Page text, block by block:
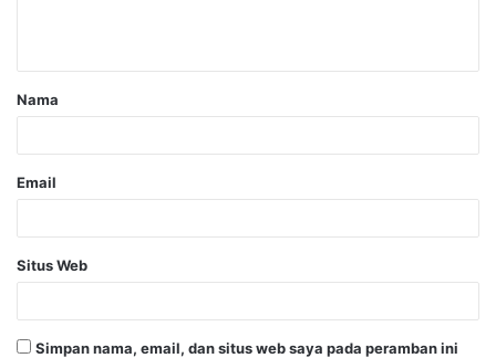
Nama
Email
Situs Web
Simpan nama, email, dan situs web saya pada peramban ini